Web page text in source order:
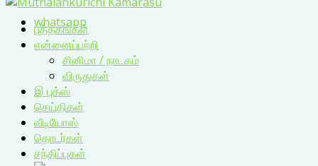
whatsapp
புத்தகங்கள்
என்னைப்பற்றி
சினிமா / நாடகம்
விருதுகள்
இ புக்ஸ்
செய்திகள்
வீடியோஸ்
தொடர்கள்
சந்திப்புகள்